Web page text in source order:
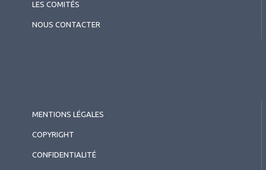
LES COMITÉS
NOUS CONTACTER
MENTIONS LÉGALES
COPYRIGHT
CONFIDENTIALITÉ